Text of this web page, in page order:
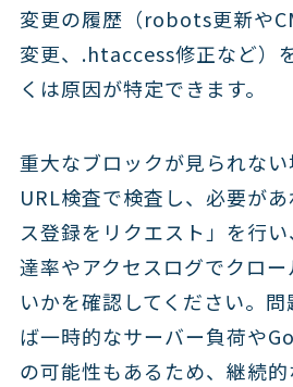
変更の履歴（robots更新や
変更、.htaccess修正など）
くは原因が特定できます。
重大なブロックが見られな
URL検査で検査し、必要が
ス登録をリクエスト」を行
達率やアクセスログでクロ
いかを確認してください。
ば一時的なサーバー負荷や
の可能性もあるため、継続